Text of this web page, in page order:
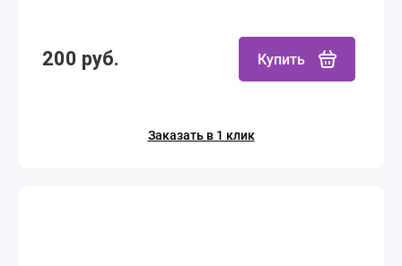
200 руб. Купить
Заказать в 1 клик